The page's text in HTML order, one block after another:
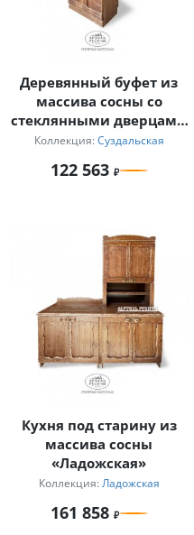
Деревянный буфет из
массива сосны со
стеклянными дверцами
«Суздальский»
Коллекция: Суздальская
122 563
Кухня под старину из
массива сосны
«Ладожская»
Коллекция: Ладожская
161 858